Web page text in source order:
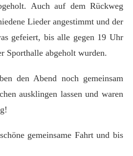
Auch auf dem Rückweg
Lieder angestimmt und der
gefeiert, bis alle gegen 19 Uhr
Sporthalle abgeholt wurden.
den Abend noch gemeinsam
ausklingen lassen und waren
gemeinsame Fahrt und bis